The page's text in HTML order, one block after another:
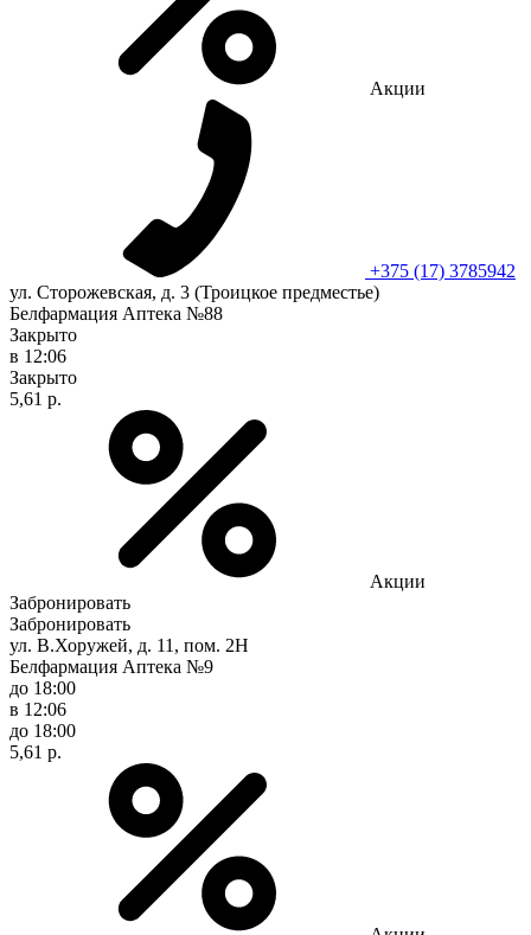
Акции
+375 (17) 3785942
ул. Сторожевская, д. 3 (Троицкое предместье)
Белфармация Аптека №88
Закрыто
в 12:06
Закрыто
5,61 р.
Акции
Забронировать
Забронировать
ул. В.Хоружей, д. 11, пом. 2Н
Белфармация Аптека №9
до 18:00
в 12:06
до 18:00
5,61 р.